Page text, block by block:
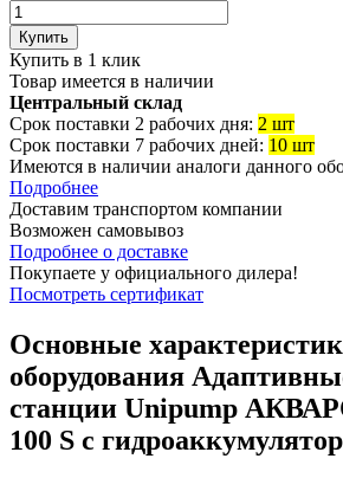
Купить
Купить в 1 клик
Товар имеется в наличии
Центральный склад
Срок поставки 2 рабочих дня: 2 шт
Срок поставки 7 рабочих дней: 10 шт
Имеются в наличии аналоги данного
Подробнее
Доставим транспортом компании
Возможен самовывоз
Подробнее о доставке
Покупаете у официального дилера!
Посмотреть сертификат
Основные
оборудования
станции Unipump
100 S с